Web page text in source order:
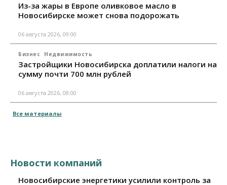
Из-за жары в Европе оливковое масло в
Новосибирске может снова подорожать
06 августа 2026, 09:00
Бизнес Недвижимость
Застройщики Новосибирска доплатили налоги на
сумму почти 700 млн рублей
06 августа 2026, 08:00
Все материалы
Новости компаний
Новосибирские энергетики усилили контроль за